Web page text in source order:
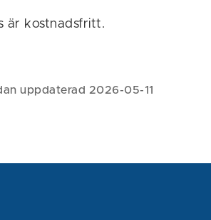
är kostnadsfritt.
uppdaterad 2026-05-11